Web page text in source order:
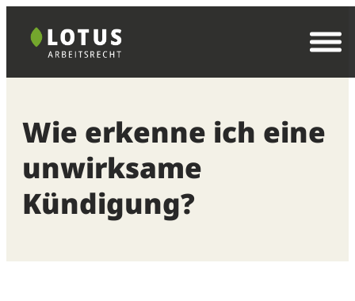
Inhalt
springen
Wie erkenne ich eine
unwirksame
Kündigung?